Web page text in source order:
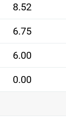
8.52
6.75
6.00
0.00